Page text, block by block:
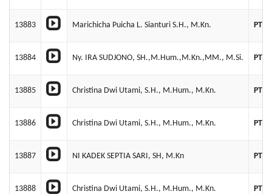
13883 Marichicha Puicha L. Sianturi S.H., M.Kn. PT
13884 Ny. IRA SUDJONO, SH.,M.Hum.,M.Kn.,MM., M.Si. PT
13885 Christina Dwi Utami, S.H., M.Hum., M.Kn. PT
13886 Christina Dwi Utami, S.H., M.Hum., M.Kn. PT
13887 NI KADEK SEPTIA SARI, SH, M.Kn PT
13888 Christina Dwi Utami, S.H., M.Hum., M.Kn. PT.